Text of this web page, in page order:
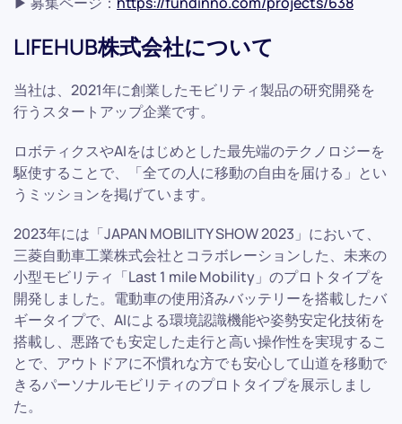
LIFEHUB株式会社について
当社は、2021年に創業したモビリティ製品の研究開発を
行うスタートアップ企業です。
ロボティクスやAIをはじめとした最先端のテクノロジーを
駆使することで、「全ての人に移動の自由を届ける」とい
うミッションを掲げています。
2023年には「JAPAN MOBILITY SHOW 2023」において、
三菱自動車工業株式会社とコラボレーションした、未来の
小型モビリティ「Last 1 mile Mobility」のプロトタイプを
開発しました。電動車の使用済みバッテリーを搭載したバ
ギータイプで、AIによる環境認識機能や姿勢安定化技術を
搭載し、悪路でも安定した走行と高い操作性を実現するこ
とで、アウトドアに不慣れな方でも安心して山道を移動で
きるパーソナルモビリティのプロトタイプを展示しまし
た。